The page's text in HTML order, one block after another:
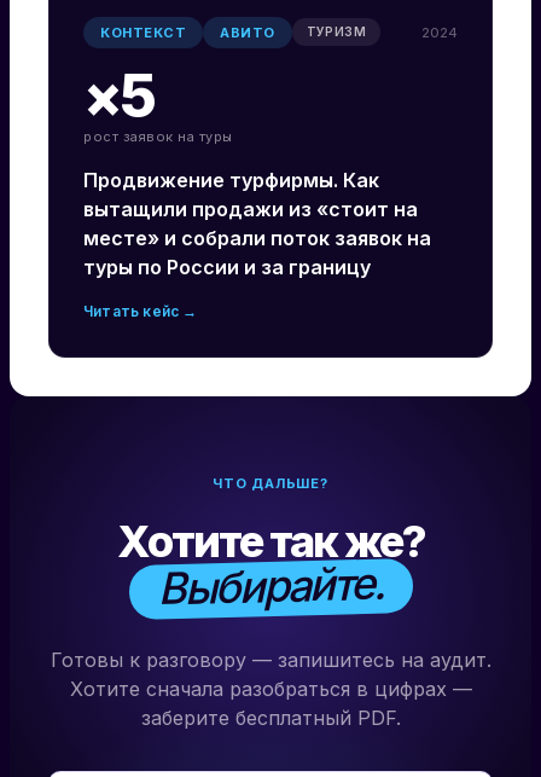
КОНТЕКСТ АВИТО ТУРИЗМ 2024
×5
рост заявок на туры
Продвижение турфирмы. Как
вытащили продажи из «стоит на
месте» и собрали поток заявок на
туры по России и за границу
Читать кейс →
ЧТО ДАЛЬШЕ?
Хотите так же?
Выбирайте.
Готовы к разговору — запишитесь на аудит.
Хотите сначала разобраться в цифрах —
заберите бесплатный PDF.